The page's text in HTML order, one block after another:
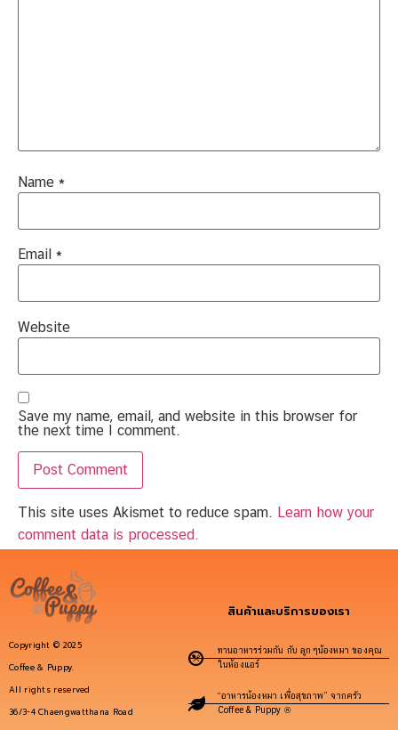
Name *
Email *
Website
Save my name, email, and website in this browser for
the next time I comment.
This site uses Akismet to reduce spam. Learn how your
comment data is processed.
Copyright © 2025
Coffee & Puppy.
All rights reserved
36/3-4 Chaengwatthana Road
สินค้าและบริการของเรา
ทานอาหารร่วมกัน กับ ลูกๆน้องหมา ของคุณ
ในห้องแอร์
“อาหารน้องหมา เพื่อสุขภาพ” จากครัว
Coffee & Puppy ®